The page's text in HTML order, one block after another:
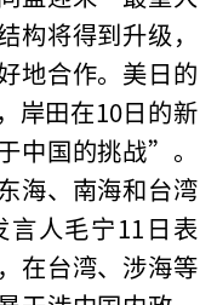
将得到升级，
地合作。美日的
岸田在10日的新
中国的挑战”。
海、南海和台湾
人毛宁11日表
在台湾、涉海等